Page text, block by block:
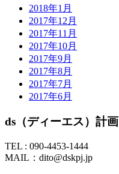
2018年1月
2017年12月
2017年11月
2017年10月
2017年9月
2017年8月
2017年7月
2017年6月
ds（ディーエス）計画
TEL : 090-4453-1444
MAIL： dito@dskpj.jp